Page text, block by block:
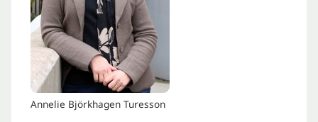
Annelie Björkhagen Turesson